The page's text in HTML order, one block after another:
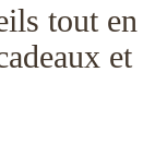
tout en
et